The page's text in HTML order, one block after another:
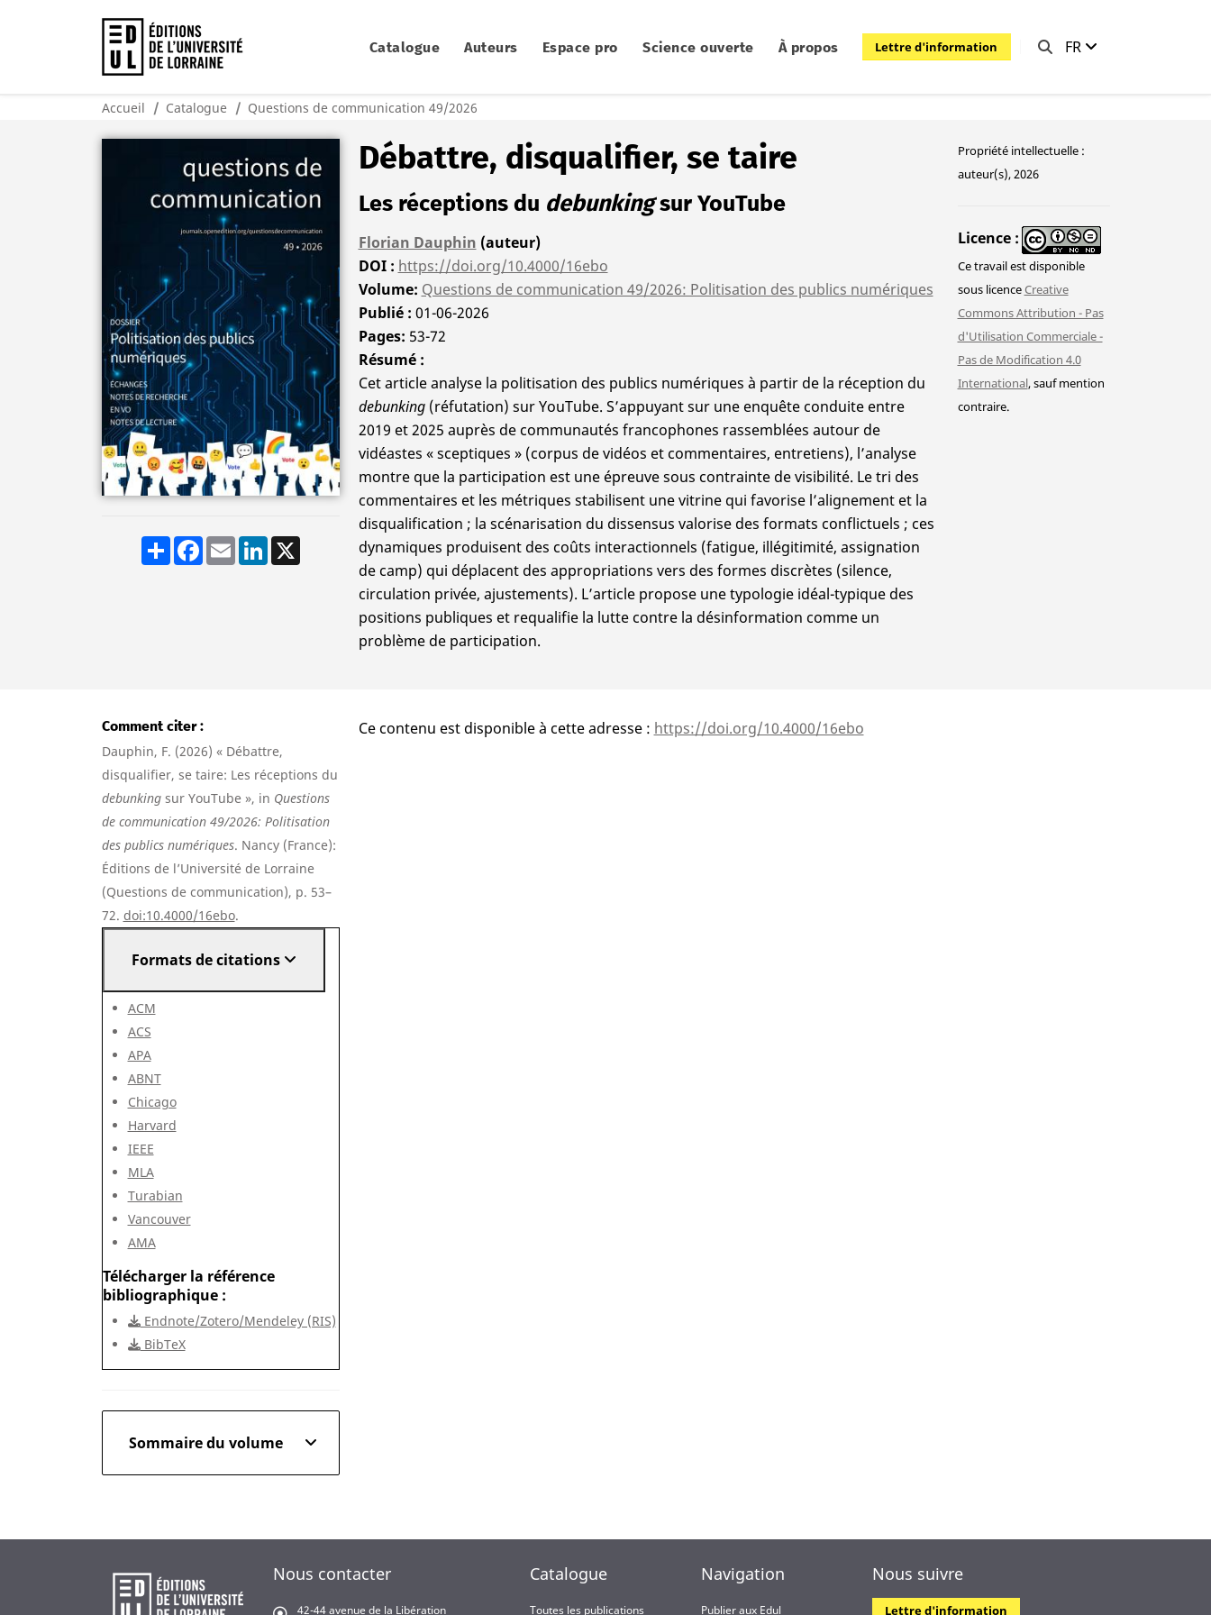
Catalogue Auteurs Espace pro Science ouverte À propos Lettre d'information FR
Accueil Catalogue Questions de communication 49/2026
ShareFacebook
EmailLinkedIn
X
Débattre, disqualifier, se taire
Les réceptions du debunkingsur YouTube
Florian Dauphin (auteur)
DOI
https://doi.org/10.4000/16ebo
Volume Questions de communication 49/2026: Politisation des publics numériques
Publié 01-06-2026
Pages 53-72
Résumé
Cet article analyse la politisation des publics numériques à partir de la réception du
debunking(réfutation) sur YouTube. S’appuyant sur une enquête conduite entre
2019 et 2025 auprès de communautés francophones rassemblées autour de
vidéastes « sceptiques » (corpus de vidéos et commentaires, entretiens), l’analyse
montre que la participation est une épreuve sous contrainte de visibilité. Le tri des
commentaires et les métriques stabilisent une vitrine qui favorise l’alignement et la
disqualification ; la scénarisation du dissensus valorise des formats conflictuels ; ces
dynamiques produisent des coûts interactionnels (fatigue, illégitimité, assignation
de camp) qui déplacent des appropriations vers des formes discrètes (silence,
circulation privée, ajustements). L’article propose une typologie idéal-typique des
positions publiques et requalifie la lutte contre la désinformation comme un
problème de participation.
Propriété intellectuelle :
auteur(s), 2026
Licence
Ce travail est disponible
sous licenceCreative
Commons Attribution - Pas
d'Utilisation Commerciale -
Pas de Modification 4.0
International, sauf mention
contraire.
Comment citer
Dauphin, F. (2026) « Débattre,
disqualifier, se taire: Les réceptions du
debunkingsur YouTube », in Questions
de communication 49/2026: Politisation
des publics numériques. Nancy (France):
Éditions de l’Université de Lorraine
(Questions de communication), p. 53–
72. doi:10.4000/16ebo.
Formats de citations
ACM
ACS
APA
ABNT
Chicago
Harvard
IEEE
MLA
Turabian
Vancouver
AMA
Télécharger la référence
bibliographique
Endnote/Zotero/Mendeley (RIS)
BibTeX
Sommaire du volume
Ce contenu est disponible à cette adresse : https://doi.org/10.4000/16ebo
Nous contacter
42-44 avenue de la Libération
Catalogue
Toutes les publications
Navigation
Publier aux Edul
Nous suivre
Lettre d'information